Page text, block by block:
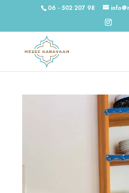
06 - 502 207 98